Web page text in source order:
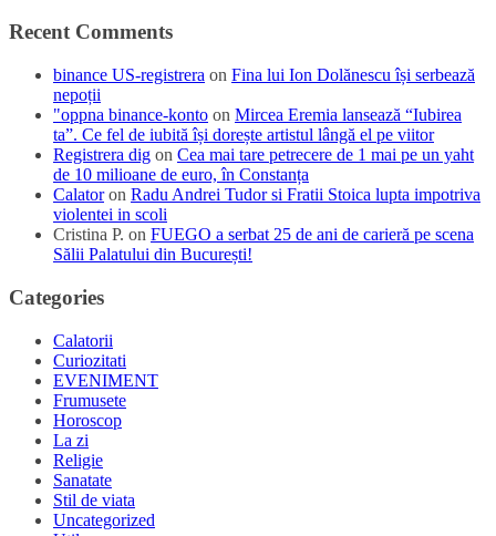
Recent Comments
binance US-registrera on Fina lui Ion Dolănescu își serbează
nepoții
"oppna binance-konto on Mircea Eremia lansează “Iubirea
ta”. Ce fel de iubită își dorește artistul lângă el pe viitor
Registrera dig on Cea mai tare petrecere de 1 mai pe un yaht
de 10 milioane de euro, în Constanța
Calatoron Radu Andrei Tudor si Fratii Stoica lupta impotriva
violentei in scoli
Cristina P. on FUEGO a serbat 25 de ani de carieră pe scena
Sălii Palatului din București!
Categories
Calatorii
Curiozitati
EVENIMENT
Frumusete
Horoscop
La zi
Religie
Sanatate
Stil de viata
Uncategorized